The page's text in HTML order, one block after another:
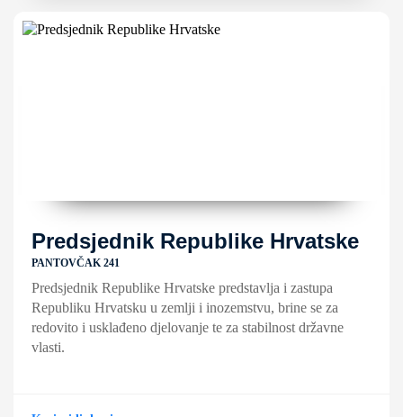
Predsjednik Republike Hrvatske
PANTOVČAK 241
Predsjednik Republike Hrvatske predstavlja i zastupa
Republiku Hrvatsku u zemlji i inozemstvu, brine se za
redovito i usklađeno djelovanje te za stabilnost državne
vlasti.